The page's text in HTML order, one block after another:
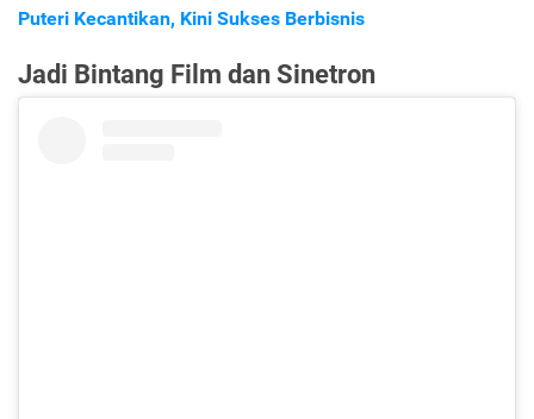
Puteri Kecantikan, Kini Sukses Berbisnis
Jadi Bintang Film dan Sinetron